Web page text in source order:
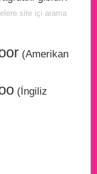
site içi arama
(Amerikan
(İngiliz